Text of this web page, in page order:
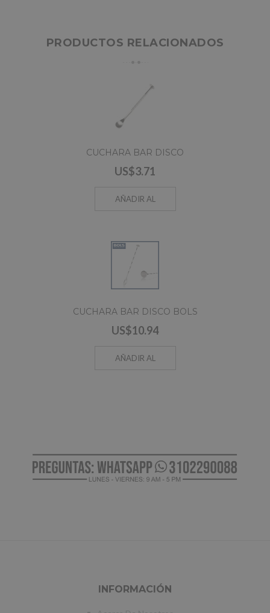
PRODUCTOS RELACIONADOS
CUCHARA BAR DISCO
US$3.71
AÑADIR AL
CUCHARA BAR DISCO BOLS
US$10.94
AÑADIR AL
INFORMACIÓN